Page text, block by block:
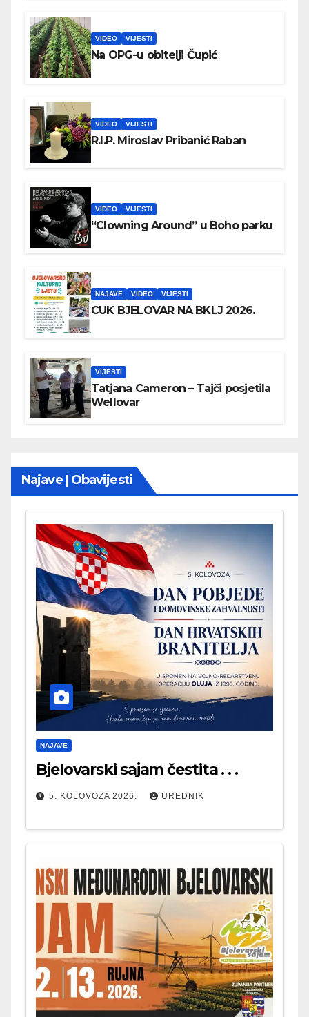
VIDEO VIJESTI
Na OPG-u obitelji Čupić
VIDEO VIJESTI
R.I.P. Miroslav Pribanić Raban
VIDEO VIJESTI
“Clowning Around” u Boho parku
NAJAVE VIDEO VIJESTI
CUK BJELOVAR NA BKLJ 2026.
VIJESTI
Tatjana Cameron – Tajči posjetila
Wellovar
Najave | Obavijesti
NAJAVE
Bjelovarski sajam čestita . . .
5. KOLOVOZA 2026. UREDNIK